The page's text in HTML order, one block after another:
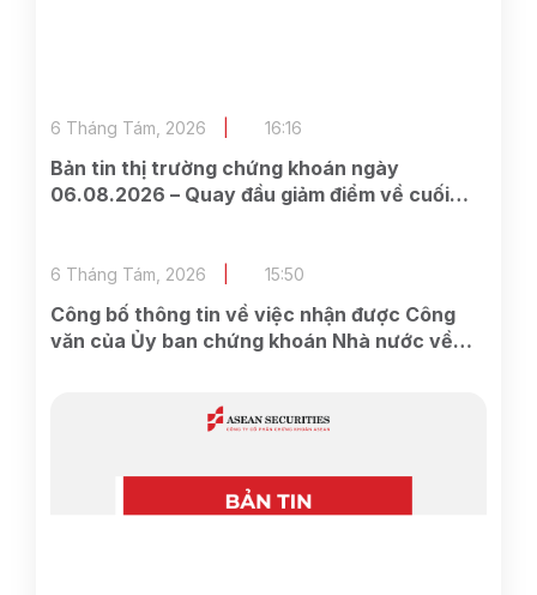
Bản tin thị trường chứng khoán ngày
06.08.2026 – Quay đầu giảm điểm về cuối
6 Tháng Tám, 2026 16:16
Công bố thông tin về việc nhận được Công
văn của Ủy ban chứng khoán Nhà nước về
6 Tháng Tám, 2026 15:50